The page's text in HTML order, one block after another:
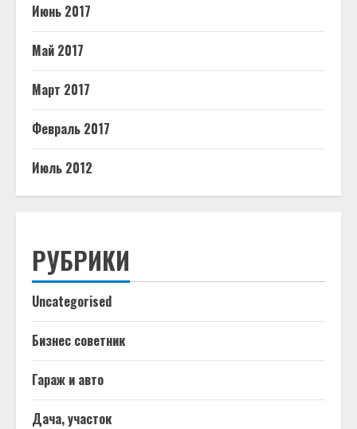
Июнь 2017
Май 2017
Март 2017
Февраль 2017
Июль 2012
РУБРИКИ
Uncategorised
Бизнес советник
Гараж и авто
Дача, участок